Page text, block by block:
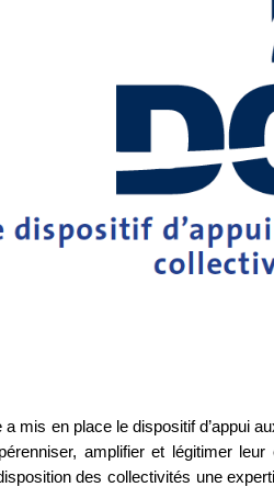
mis en place le dispositif d’appui
amplifier et légitimer
des collectivités une